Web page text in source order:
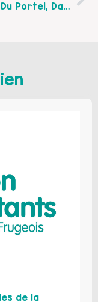
La Ville Du Portel, Dans Le Cadre De La Politique De La Ville Et En Partenariat Avec L’association SELF62, Met En Place Des Stages D’autodéfense Féministe À Destination Des Habitantes Des Quartiers Prioritaires.
de la